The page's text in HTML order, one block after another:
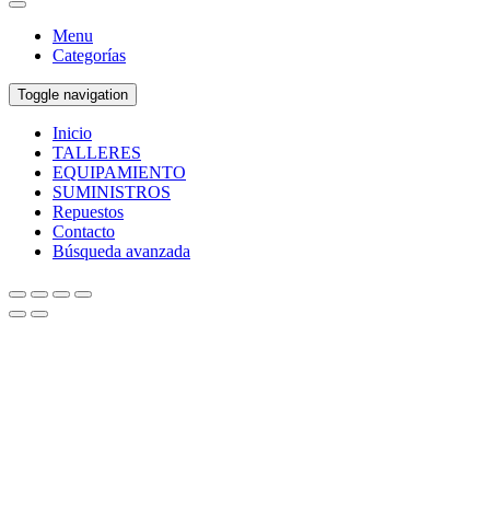
Menu
Categorías
Toggle navigation
Inicio
TALLERES
EQUIPAMIENTO
SUMINISTROS
Repuestos
Contacto
Búsqueda avanzada